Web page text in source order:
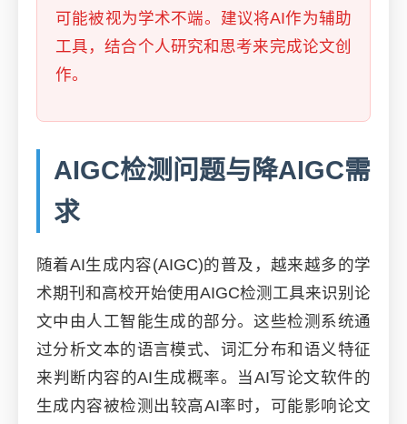
可能被视为学术不端。建议将AI作为辅助
工具，结合个人研究和思考来完成论文创
作。
AIGC检测问题与降AIGC需
求
随着AI生成内容(AIGC)的普及，越来越多的学
术期刊和高校开始使用AIGC检测工具来识别论
文中由人工智能生成的部分。这些检测系统通
过分析文本的语言模式、词汇分布和语义特征
来判断内容的AI生成概率。当AI写论文软件的
生成内容被检测出较高AI率时，可能影响论文